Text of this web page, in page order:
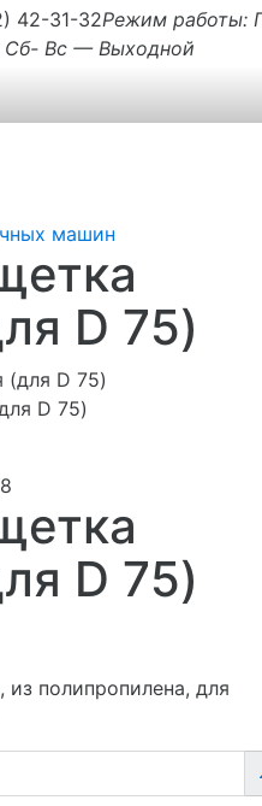
42-31-32Режим работы:
Сб- Вс — Выходной
машин
D 75)
D 75)
D 75)
полипропилена, для